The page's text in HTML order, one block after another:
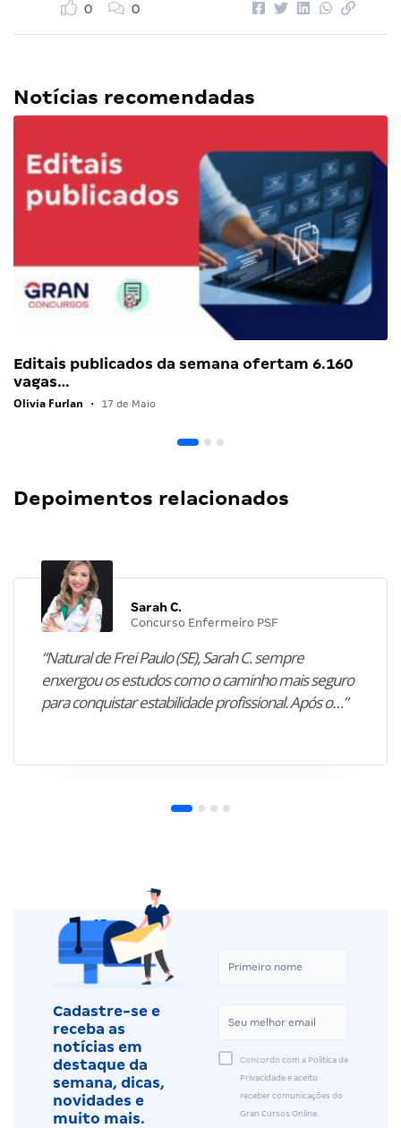
0 0
Notícias recomendadas
Editais publicados da semana ofertam 6.160
vagas…
Olivia Furlan • 17 de Maio
Depoimentos relacionados
Sarah C.
Concurso Enfermeiro PSF
“Natural de Frei Paulo (SE), Sarah C. sempre
enxergou os estudos como o caminho mais seguro
para conquistar estabilidade profissional. Após o…”
Cadastre-se e
receba as
notícias em
destaque da
semana, dicas,
novidades e
muito mais.
Concordo com a Política de
Privacidade e aceito
receber comunicações do
Gran Cursos Online.